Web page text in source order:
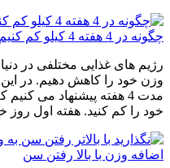
چگونه در 4 هفته 4 کیلو کم کنیم
رژیم های غذایی مختلفی در
وزن خود را کاهش دهیم. در
خود را کم کنید. هفته اول روز
اضافه وزن با بالا رفتن سن